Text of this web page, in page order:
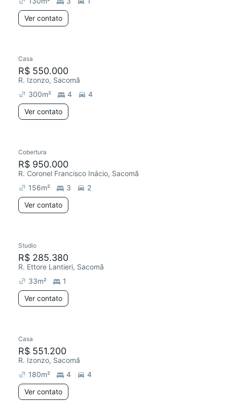
Ver contato
Chegou este mês
Casa
R$ 550.000
R. Izonzo, Sacomã
300m² 4
4
Ver contato
Redecorar
Cobertura
R$ 950.000
R. Coronel Francisco Inácio, Sacomã
156m² 3
2
Ver contato
Studio
R$ 285.380
R. Ettore Lantieri, Sacomã
33m²
1
Ver contato
Chegou este mês
Casa
R$ 551.200
R. Izonzo, Sacomã
180m² 4
4
Ver contato